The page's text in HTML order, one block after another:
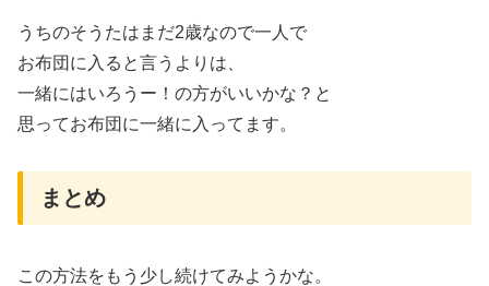
うちのそうたはまだ2歳なので一人で
お布団に入ると言うよりは、
一緒にはいろうー！の方がいいかな？と
思ってお布団に一緒に入ってます。
まとめ
この方法をもう少し続けてみようかな。